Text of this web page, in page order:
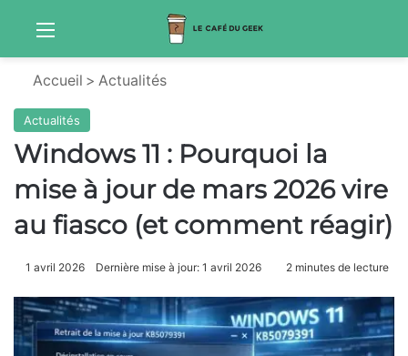
Menu
Accueil > Actualités
Actualités
Windows 11 : Pourquoi la
mise à jour de mars 2026 vire
au fiasco (et comment réagir)
1 avril 2026 Dernière mise à jour: 1 avril 2026 2 minutes de lecture